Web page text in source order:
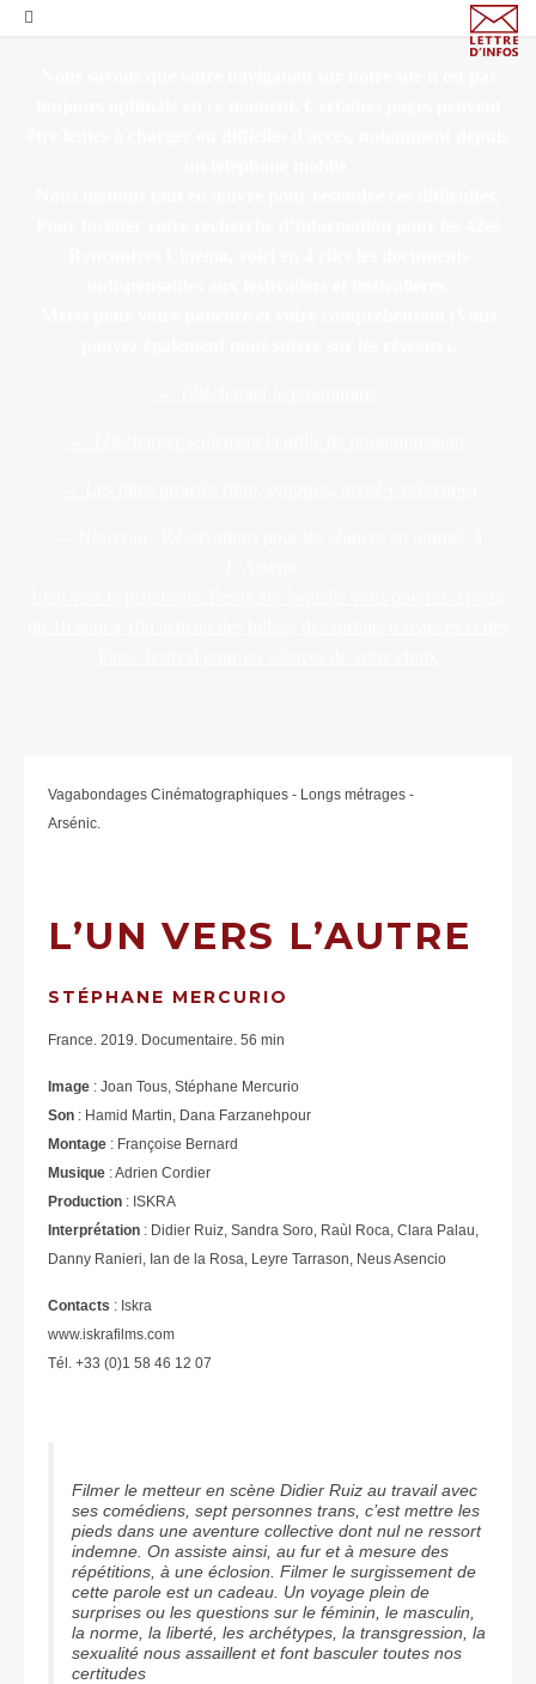
Vagabondages Cinématographiques - Longs métrages -
Arsénic.
L’UN VERS L’AUTRE
STÉPHANE MERCURIO
France. 2019. Documentaire. 56 min
Image : Joan Tous, Stéphane Mercurio
Son : Hamid Martin, Dana Farzanehpour
Montage : Françoise Bernard
Musique : Adrien Cordier
Production : ISKRA
Interprétation : Didier Ruiz, Sandra Soro, Raùl Roca, Clara Palau,
Danny Ranieri, Ian de la Rosa, Leyre Tarrason, Neus Asencio
Contacts : Iskra
www.iskrafilms.com
Tél. +33 (0)1 58 46 12 07
Filmer le metteur en scène Didier Ruiz au travail avec
ses comédiens, sept personnes trans, c’est mettre les
pieds dans une aventure collective dont nul ne ressort
indemne. On assiste ainsi, au fur et à mesure des
répétitions, à une éclosion. Filmer le surgissement de
cette parole est un cadeau. Un voyage plein de
surprises ou les questions sur le féminin, le masculin,
la norme, la liberté, les archétypes, la transgression, la
sexualité nous assaillent et font basculer toutes nos
certitudes